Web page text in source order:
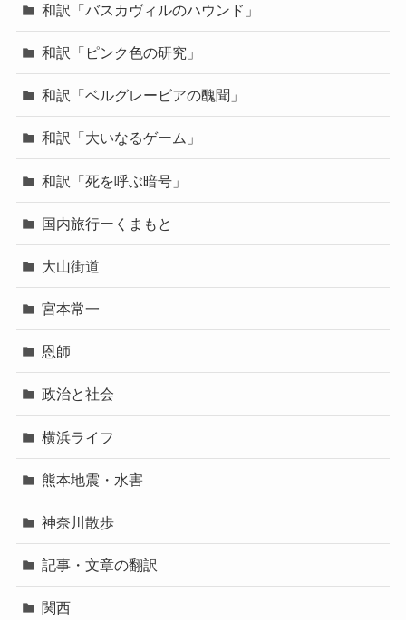
和訳「バスカヴィルのハウンド」
和訳「ピンク色の研究」
和訳「ベルグレービアの醜聞」
和訳「大いなるゲーム」
和訳「死を呼ぶ暗号」
国内旅行ーくまもと
大山街道
宮本常一
恩師
政治と社会
横浜ライフ
熊本地震・水害
神奈川散歩
記事・文章の翻訳
関西